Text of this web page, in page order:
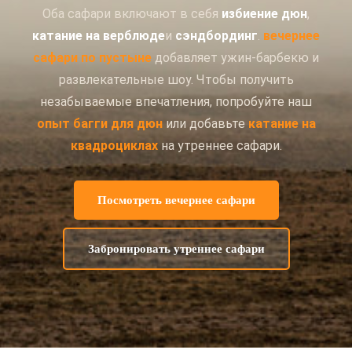
Оба сафари включают в себя избиение дюн,
катание на верблюдеи сэндбординг. вечернее
сафари по пустыне добавляет ужин-барбекю и
развлекательные шоу. Чтобы получить
незабываемые впечатления, попробуйте наш
опыт багги для дюнили добавьте катание на
квадроциклахна утреннее сафари.
Посмотреть вечернее сафари
Забронировать утреннее сафари